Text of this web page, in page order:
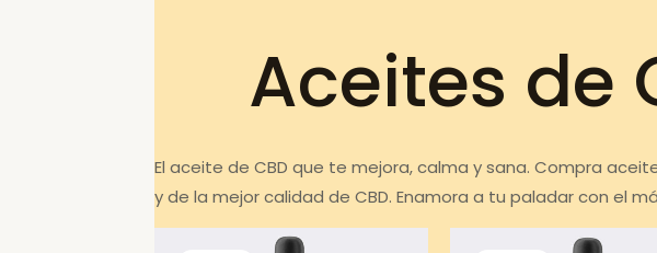
Aceites de
El aceite de CBD que te mejora, calma y sana. Compra
y de la mejor calidad de CBD. Enamora a tu paladar con el